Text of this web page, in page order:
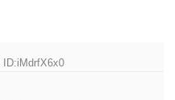
ID:iMdrfX6x0